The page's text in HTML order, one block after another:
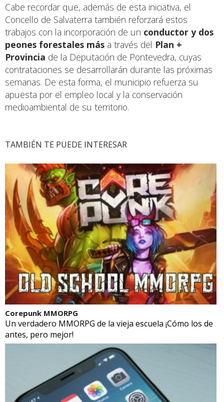
Cabe recordar que, además de esta iniciativa, el
Concello de Salvaterra también reforzará estos
trabajos con la incorporación de un conductor y dos
peones forestales más a través del Plan +
Provincia de la Deputación de Pontevedra, cuyas
contrataciones se desarrollarán durante las próximas
semanas. De esta forma, el municipio refuerza su
apuesta por el empleo local y la conservación
medioambiental de su territorio.
TAMBIÉN TE PUEDE INTERESAR
Corepunk MMORPG
Un verdadero MMORPG de la vieja escuela ¡Cómo los de
antes, pero mejor!